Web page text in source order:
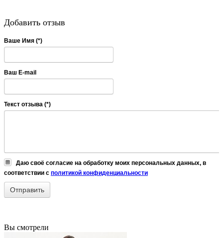
Добавить отзыв
Ваше Имя (*)
Ваш E-mail
Текст отзыва (*)
Даю своё согласие на обработку моих персональных данных, в
соответствии с политикой конфиденциальности
Вы смотрели